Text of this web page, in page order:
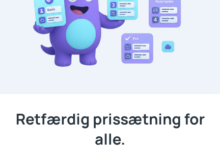
Retfærdig prissætning for
alle.